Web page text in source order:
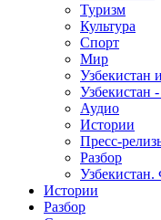
Туризм
Культура
Спорт
Мир
Узбекистан
Узбекистан
Аудио
Истории
Пресс-
Разбор
Истории
Разбор